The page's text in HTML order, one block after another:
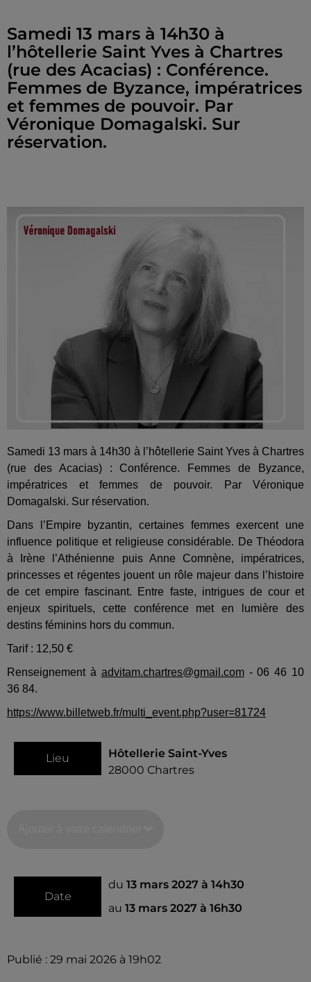
Samedi 13 mars à 14h30 à
l’hôtellerie Saint Yves à Chartres
(rue des Acacias) : Conférence.
Femmes de Byzance, impératrices
et femmes de pouvoir. Par
Véronique Domagalski. Sur
réservation.
Samedi 13 mars à 14h30 à l’hôtellerie Saint Yves à Chartres
(rue des Acacias) : Conférence. Femmes de Byzance,
impératrices et femmes de pouvoir. Par Véronique
Domagalski. Sur réservation.
Dans l’Empire byzantin, certaines femmes exercent une
influence politique et religieuse considérable. De Théodora
à Irène l’Athénienne puis Anne Comnène, impératrices,
princesses et régentes jouent un rôle majeur dans l’histoire
de cet empire fascinant. Entre faste, intrigues de cour et
enjeux spirituels, cette conférence met en lumière des
destins féminins hors du commun.
Tarif : 12,50 €
Renseignement à advitam.chartres@gmail.com- 06 46 10
36 84.
https://www.billetweb.fr/multi_event.php?user=81724
Lieu
Hôtellerie Saint-Yves
28000 Chartres
Date
du 13 mars 2027 à 14h30
au 13 mars 2027 à 16h30
Publié : 29 mai 2026 à 19h02